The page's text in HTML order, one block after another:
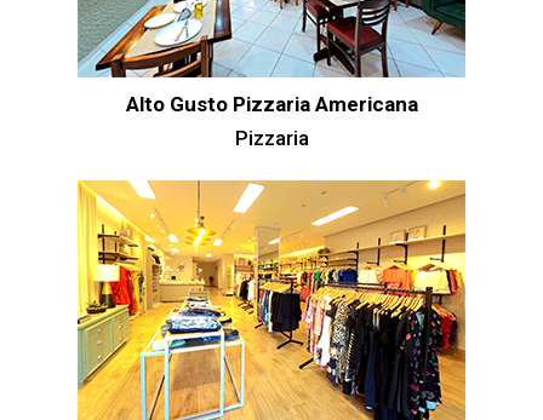
Alto Gusto Pizzaria Americana
Pizzaria